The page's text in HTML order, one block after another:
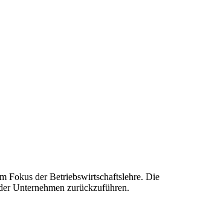
Fokus der Betriebswirtschaftslehre. Die
Unternehmen zurückzuführen.